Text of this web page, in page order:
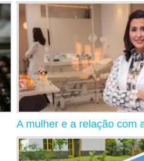
A mulher e a relação com